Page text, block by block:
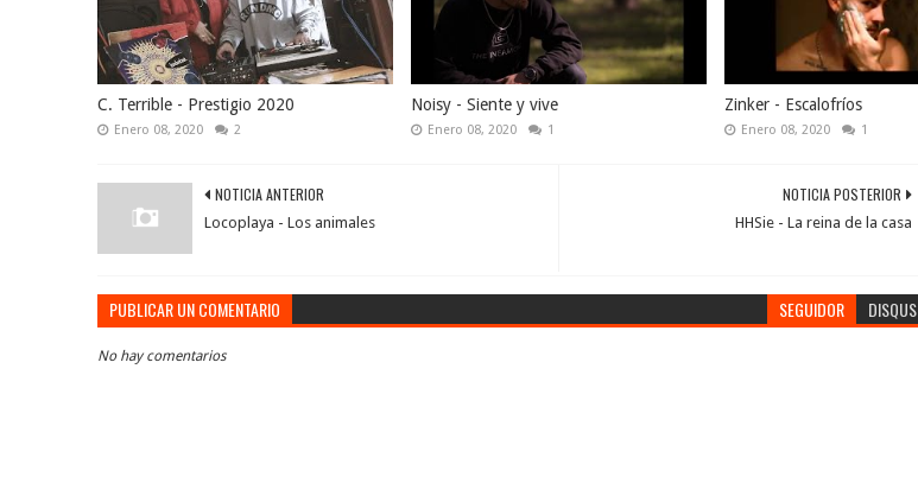
C. Terrible - Prestigio 2020
Enero 08, 2020 2
Noisy - Siente y vive
Enero 08, 2020 1
Zinker - Escalofríos
Enero 08, 2020 1
NOTICIA POSTERIOR
HHSie - La reina de la casa
NOTICIA ANTERIOR
Locoplaya - Los animales
PUBLICAR UN COMENTARIO SEGUIDOR DISQUS
No hay comentarios